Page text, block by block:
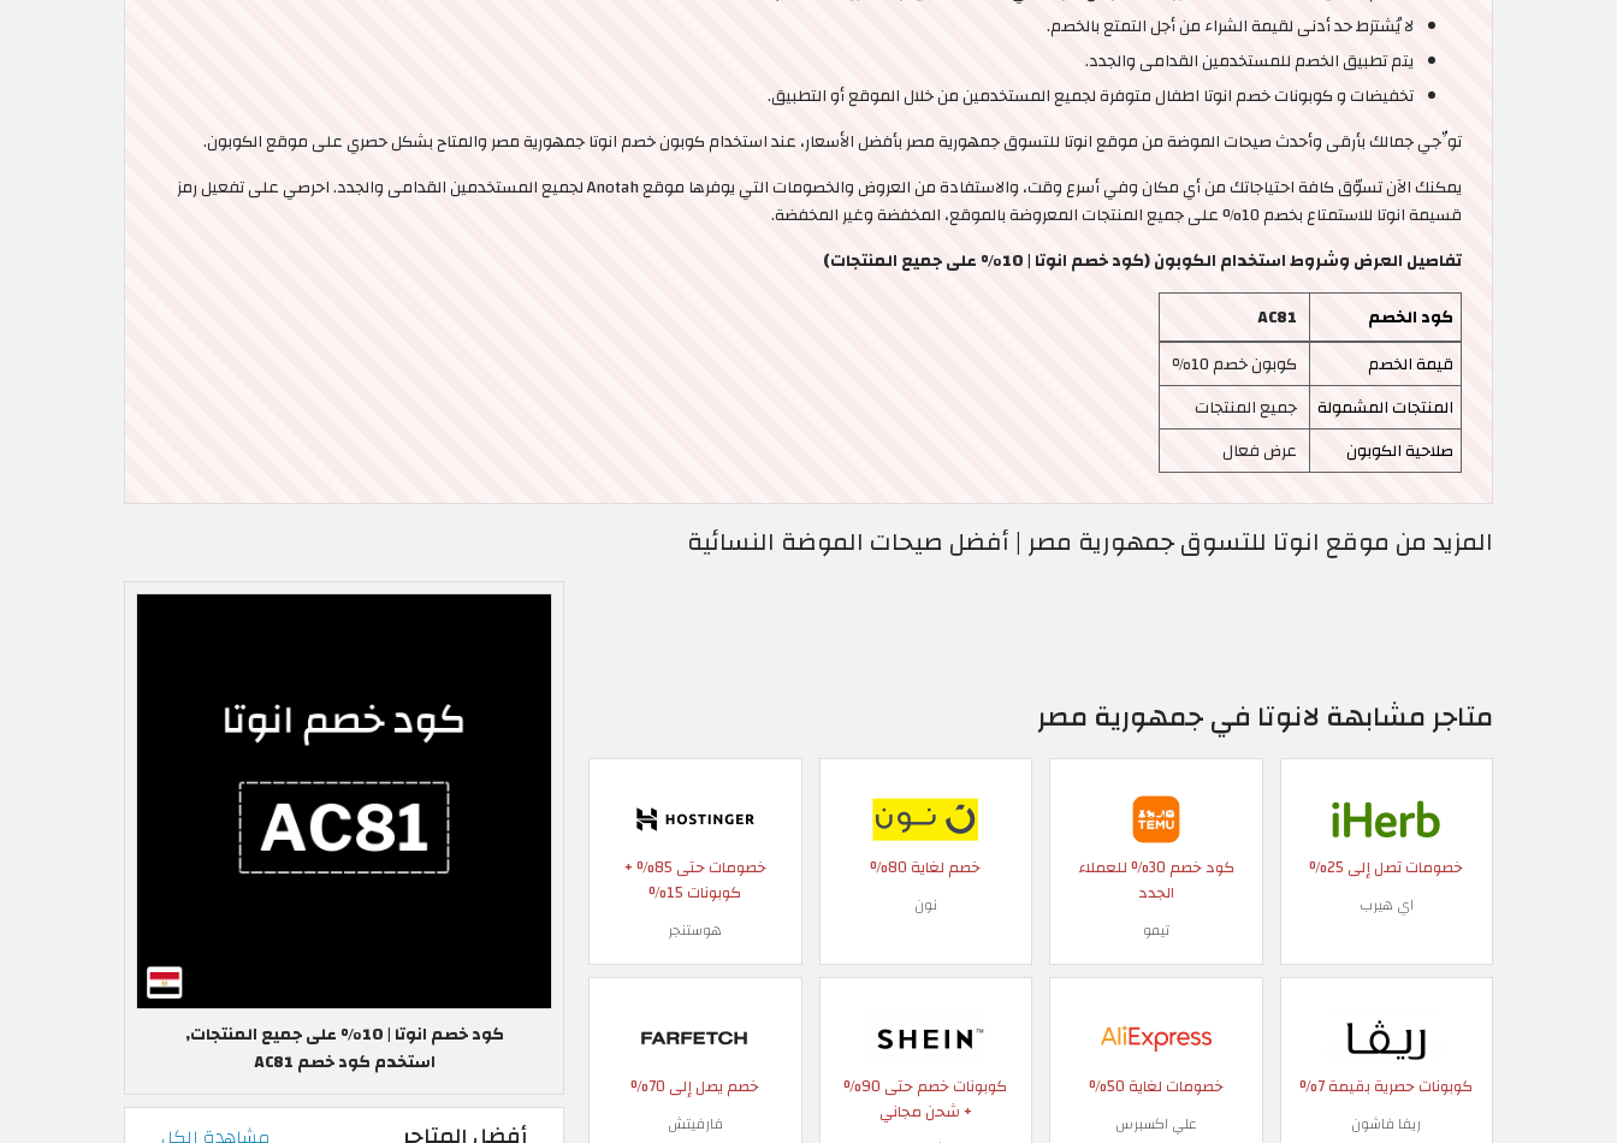
لا يُشترَط حد أدنى لقيمة الشراء من أجل التمتع بالخصم.
يتم تطبيق الخصم للمستخدمين القدامى والجدد.
تخفيضات و كوبونات خصم انوتا اطفال متوفرة لجميع المستخدمين من خلال الموقع أو التطبيق.
توِّجي جمالك بأرقى وأحدث صيحات الموضة من موقع انوتا للتسوق جمهورية مصر بأفضل الأسعار، عند استخدام كوبون خصم انوتا جمهورية مصر والمتاح بشكل حصري على موقع الكوبون.
يمكنك الآن تسوّق كافة احتياجاتك من أي مكان وفي أسرع وقت، والاستفادة من العروض والخصومات التي يوفرها موقع Anotah لجميع المستخدمين القدامى والجدد. احرصي على تفعيل رمز
قسيمة انوتا للاستمتاع بخصم 10% على جميع المنتجات المعروضة بالموقع، المخفضة وغير المخفضة.
تفاصيل العرض وشروط استخدام الكوبون (كود خصم انوتا | 10% على جميع المنتجات)
كود الخصم
AC81
قيمة الخصم
كوبون خصم 10٪
المنتجات المشمولة
جميع المنتجات
صلاحية الكوبون
عرض فعال
المزيد من موقع انوتا للتسوق جمهورية مصر | أفضل صيحات الموضة النسائية
متاجر مشابهة لانوتا في جمهورية مصر
خصومات تصل إلى 25%
اي هيرب
كود خصم 30% للعملاء
الجدد
تيمو
خصم لغاية 80%
نون
خصومات حتى 85% +
كوبونات 15%
هوستنجر
كوبونات حصرية بقيمة 7%
ريفا فاشون
خصومات لغاية 50%
علي اكسبرس
كوبونات خصم حتى 90%
+ شحن مجاني
خصم يصل إلى 70%
فارفيتش
كود خصم انوتا | 10% على جميع المنتجات,
استخدم كود خصم AC81